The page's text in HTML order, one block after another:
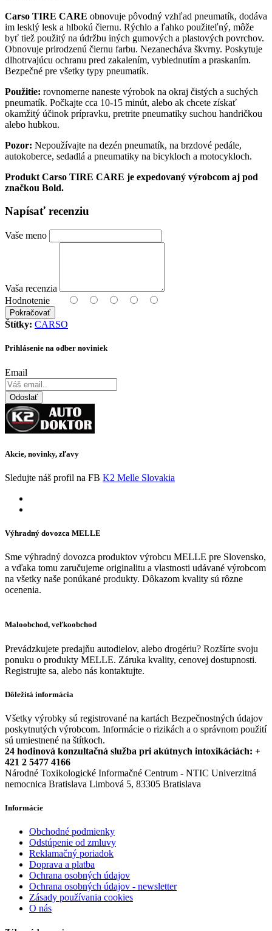
Carso TIRE CARE obnovuje pôvodný vzhľad pneumatík, dodáva
im lesklý lesk a hlbokú čiernu. Rýchlo a ľahko použiteľný, môže
byť tiež použitý na údržbu iných gumových a plastových povrchov.
Obnovuje prirodzenú čiernu farbu. Nezanecháva škvrny. Poskytuje
dlhotrvajúcu ochranu pred zakalením, vyblednutím a praskaním.
Bezpečné pre všetky typy pneumatík.
Použitie: rovnomerne naneste výrobok na okraj čistých a suchých
pneumatík. Počkajte cca 10-15 minút, alebo ak chcete získať
okamžitý účinok prípravku, pretrite pneumatiky suchou handričkou
alebo hubkou.
Pozor: Nepoužívajte na dezén pneumatík, na brzdové pedále,
autokoberce, sedadlá a pneumatiky na bicykloch a motocykloch.
Produkt Carso TIRE CARE je expedovaný výrobcom aj pod
značkou Bold.
Napísať recenziu
Vaše meno
Vaša recenzia
Hodnotenie
Pokračovať
Štítky: CARSO
Prihlásenie na odber noviniek
Email
Odoslať
Akcie, novinky, zľavy
Sledujte náš profil na FB K2 Melle Slovakia
Výhradný dovozca MELLE
Sme výhradný dovozca produktov výrobcu MELLE pre Slovensko,
a vďaka tomu zaručujeme originalitu a vlastnosti udávané výrobcom
na všetky naše ponúkané produkty. Dôkazom kvality sú rôzne
ocenenia.
Maloobchod, veľkoobchod
Prevádzkujete predajňu autodielov, alebo drogériu? Rozšírte svoju
ponuku o produkty MELLE. Záruka kvality, cenovej dostupnosti.
Registrujte sa, alebo nás kontaktujte.
Dôležitá informácia
Všetky výrobky sú registrované na kartách Bezpečnostných údajov
poskytnutých výrobcom. Informácie o rizikách a o správnom použití
sú umiestnené na štítkoch.
24 hodinová konzultačná služba pri akútnych intoxikáciách: +
421 2 5477 4166
Národné Toxikologické Informačné Centrum - NTIC Univerzitná
nemocnica Bratislava Limbová 5, 83305 Bratislava
Informácie
Obchodné podmienky
Odstúpenie od zmluvy
Reklamačný poriadok
Doprava a platba
Ochrana osobných údajov
Ochrana osobných údajov - newsletter
Zásady používania cookies
O nás